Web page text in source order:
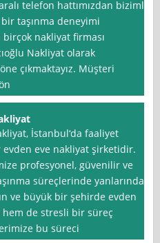
telefon hattımızdan bizimle
taşınma deneyimi
nakliyat firması
Nakliyat olarak
çıkmaktayız. Müşteri
İstanbul‘da faaliyet
eve nakliyat şirketidir.
profesyonel, güvenilir ve
süreçlerinde yanlarında
ve büyük bir şehirde evden
hem de stresli bir süreç
bu süreci